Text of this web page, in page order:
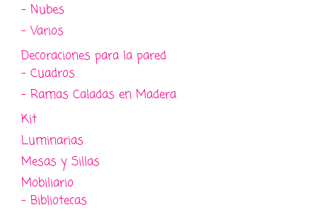
- Nubes
- Varios
Decoraciones para la pared
- Cuadros
- Ramas Caladas en Madera
Kit
Luminarias
Mesas y Sillas
Mobiliario
- Bibliotecas